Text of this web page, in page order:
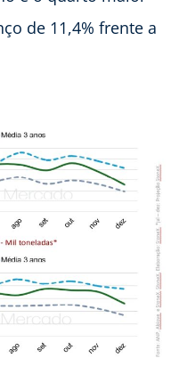
de 11,4% frente a